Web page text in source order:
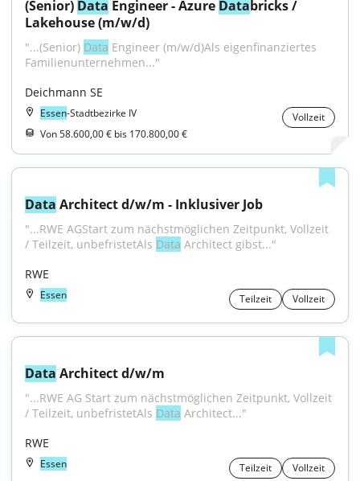
(Senior) Data Engineer - Azure Databricks /
Lakehouse (m/w/d)
"...(Senior) Data Engineer (m/w/d)Als eigenfinanziertes
Familienunternehmen..."
Deichmann SE
Essen-Stadtbezirke IV
Vollzeit
Von 58.600,00 € bis 170.800,00 €
Data Architect d/w/m - Inklusiver Job
"...RWE AGStart zum nächstmöglichen Zeitpunkt, Vollzeit
/ Teilzeit, unbefristetAls Data Architect gibst..."
RWE
Essen Teilzeit Vollzeit
Data Architect d/w/m
"...RWE AG Start zum nächstmöglichen Zeitpunkt, Vollzeit
/ Teilzeit, unbefristetAls Data Architect..."
RWE
Essen Teilzeit Vollzeit